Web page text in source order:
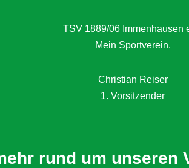
TSV 1889/06 Immenhausen
Mein Sportverein.
Christian Reiser
1. Vorsitzender
rund um unseren